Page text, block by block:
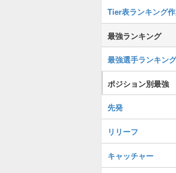
Tier表ランキング
最強ランキング
最強選手ランキング
ポジション別最強
先発
リリーフ
キャッチャー